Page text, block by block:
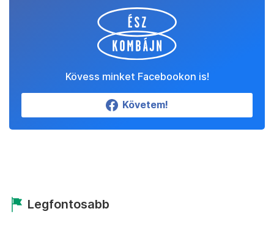
Kövess minket Facebookon is!
Követem!
Legfontosabb